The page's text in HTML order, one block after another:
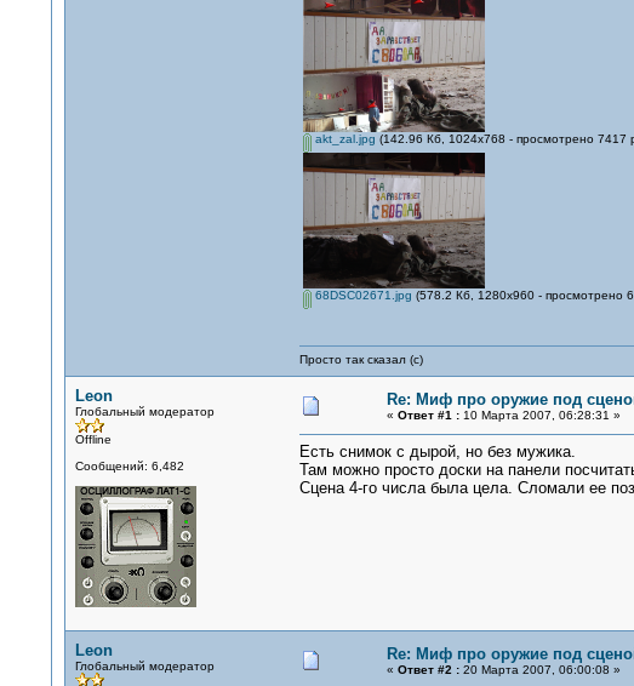
akt_zal.jpg (142.96 Кб, 1024x768 - просмотрено 7417
68DSC02671.jpg (578.2 Кб, 1280x960 - просмотрено
Просто так сказал (с)
Leon
Глобальный модератор
Offline
Сообщений: 6,482
Re: Миф про оружие под
« Ответ #1 :10 Марта 2007, 06:28:31 »
Есть снимок с дырой, но без мужика.
Там можно просто доски на панели
Сцена 4-го числа была цела. Сломали ее
Leon
Глобальный модератор
Re: Миф про оружие под
« Ответ #2 :20 Марта 2007, 06:00:08 »